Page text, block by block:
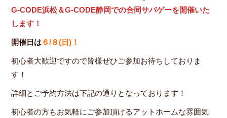
G-CODE浜松＆G-CODE静岡での合同サバゲーを開催いた
します！
開催日は６/８(日)！
初心者大歓迎ですので皆様ぜひご参加お待ちしておりま
す！
詳細とご予約方法は下記の通りとなっております！
初心者の方もお気軽にご参加頂けるアットホームな雰囲気